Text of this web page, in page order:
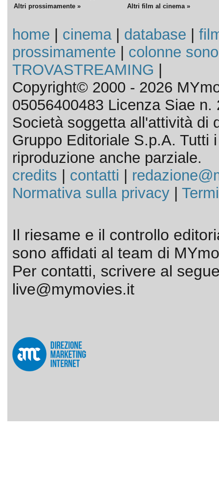
Altri prossimamente » Altri film al cinema »
home cinema| database
prossimamente
colonne
TROVASTREAMING
Copyright© 2000 - 2026
05056400483 Licenza Siae n.
Società soggetta all'attività di
Gruppo Editoriale S.p.A. Tutti
riproduzione anche parziale.
credits
contatti
Normativa sulla privacy|
Il riesame e il controllo
sono affidati al team di
Per contatti, scrivere al
live@mymovies.it